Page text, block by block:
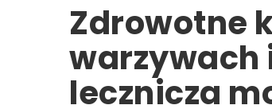
Zdrowotne
warzywach
lecznicza